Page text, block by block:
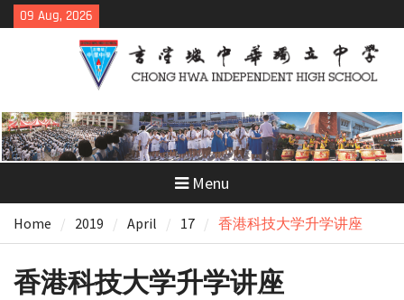
Skip
to
09 Aug, 2026
Menu
Home 2019 April 17 香港科技大学升学讲座
香港科技大学升学讲座